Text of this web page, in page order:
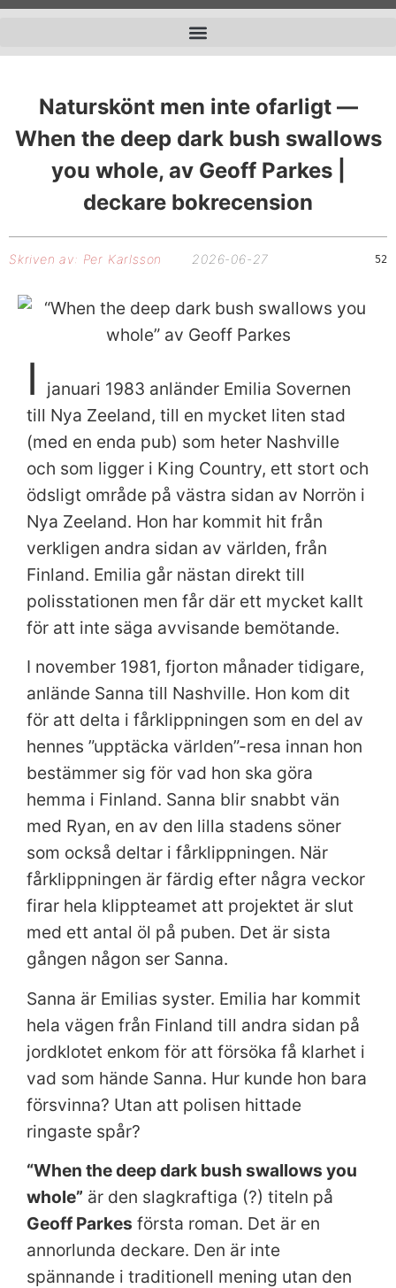
Naturskönt men inte ofarligt —
When the deep dark bush swallows
you whole, av Geoff Parkes |
deckare bokrecension
Skriven av: Per Karlsson 2026-06-27 52
I
januari 1983 anländer Emilia Sovernen
till Nya Zeeland, till en mycket liten stad
(med en enda pub) som heter Nashville
och som ligger i King Country, ett stort och
ödsligt område på västra sidan av Norrön i
Nya Zeeland. Hon har kommit hit från
verkligen andra sidan av världen, från
Finland. Emilia går nästan direkt till
polisstationen men får där ett mycket kallt
för att inte säga avvisande bemötande.
I november 1981, fjorton månader tidigare,
anlände Sanna till Nashville. Hon kom dit
för att delta i fårklippningen som en del av
hennes ”upptäcka världen”-resa innan hon
bestämmer sig för vad hon ska göra
hemma i Finland. Sanna blir snabbt vän
med Ryan, en av den lilla stadens söner
som också deltar i fårklippningen. När
fårklippningen är färdig efter några veckor
firar hela klippteamet att projektet är slut
med ett antal öl på puben. Det är sista
gången någon ser Sanna.
Sanna är Emilias syster. Emilia har kommit
hela vägen från Finland till andra sidan på
jordklotet enkom för att försöka få klarhet i
vad som hände Sanna. Hur kunde hon bara
försvinna? Utan att polisen hittade
ringaste spår?
“When the deep dark bush swallows you
whole” är den slagkraftiga (?) titeln på
Geoff Parkes första roman. Det är en
annorlunda deckare. Den är inte
spännande i traditionell mening utan den